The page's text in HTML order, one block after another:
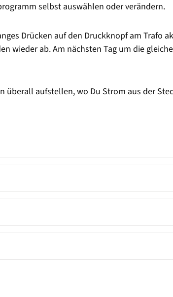
selbst auswählen oder verändern.
Drücken auf den Druckknopf am Trafo
wieder ab. Am nächsten Tag um die
aufstellen, wo Du Strom aus der